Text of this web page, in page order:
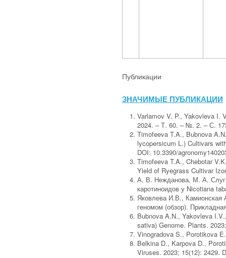
Публикации
ЗНАЧИМЫЕ ПУБЛИКАЦИИ
Varlamov V. P., Yakovleva I.
2024. – Т. 60. – №. 2. – С.
Timofeeva T.A., Bubnova
lycopersicum L.) Cultivars
DOI: 10.3390/
Timofeeva T.A., Chebotar
Yield of Ryegrass Cultivar
А. В. Нежданова, М. А.
каротиноидов у Nicotiana
Яковлева И.В., Камионская
геномом (обзор).
Bubnova A.N., Yakovleva
sativa) Genome. Plants.
Vinogradova S., Porotikova
Belkina D., Karpova D.,
Viruses. 2023; 15(12): 2429.